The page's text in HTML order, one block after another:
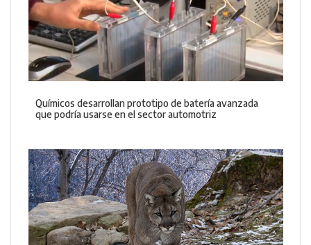
Químicos desarrollan prototipo de batería avanzada
que podría usarse en el sector automotriz